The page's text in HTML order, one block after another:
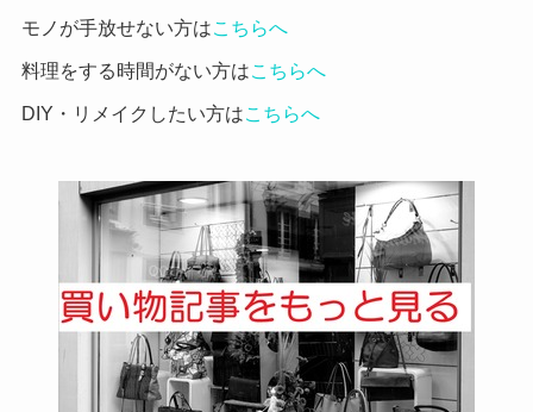
モノが手放せない方はこちらへ
料理をする時間がない方はこちらへ
DIY・リメイクしたい方はこちらへ